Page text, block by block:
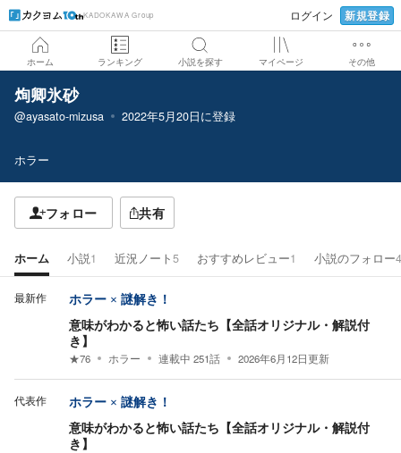
KADOKAWA Group ログイン 新規登録
ホーム ランキング 小説を探す マイページ その他
㶷卿氷砂
@ayasato-mizusa 2022年5月20日に登録
ホラー
フォロー 共有
ホーム 小説1 近況ノート 5 おすすめレビュー1 小説のフォロー4
最新作 ホラー × 謎解き！
意味がわかると怖い話たち【全話オリジナル・解説付
き】
★76 ホラー 連載中 251話 2026年6月12日更新
代表作 ホラー × 謎解き！
意味がわかると怖い話たち【全話オリジナル・解説付
き】